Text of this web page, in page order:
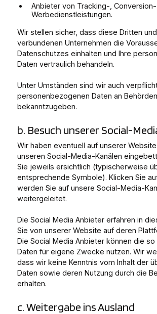
Anbieter von Tracking-,
Werbedienstleistungen.
Wir stellen sicher, dass diese Dritten
verbundenen Unternehmen die
Datenschutzes einhalten und Ihre
Daten vertraulich behandeln.
Unter Umständen sind wir auch
personenbezogenen Daten an Behörden
bekanntzugeben.
b. Besuch unserer Social-
Wir haben eventuell auf unserer
unseren Social-Media-Kanälen
Sie jeweils ersichtlich (typischerweise
entsprechende Symbole). Klicken Sie
werden Sie auf unsere Social-Media-
weitergeleitet.
Die Social Media Anbieter erfahren in
Sie von unserer Website auf deren
Die Social Media Anbieter können die
Daten für eigene Zwecke nutzen. Wir
dass wir keine Kenntnis vom Inhalt der
Daten sowie deren Nutzung durch die
erhalten.
c. Weitergabe ins Ausland